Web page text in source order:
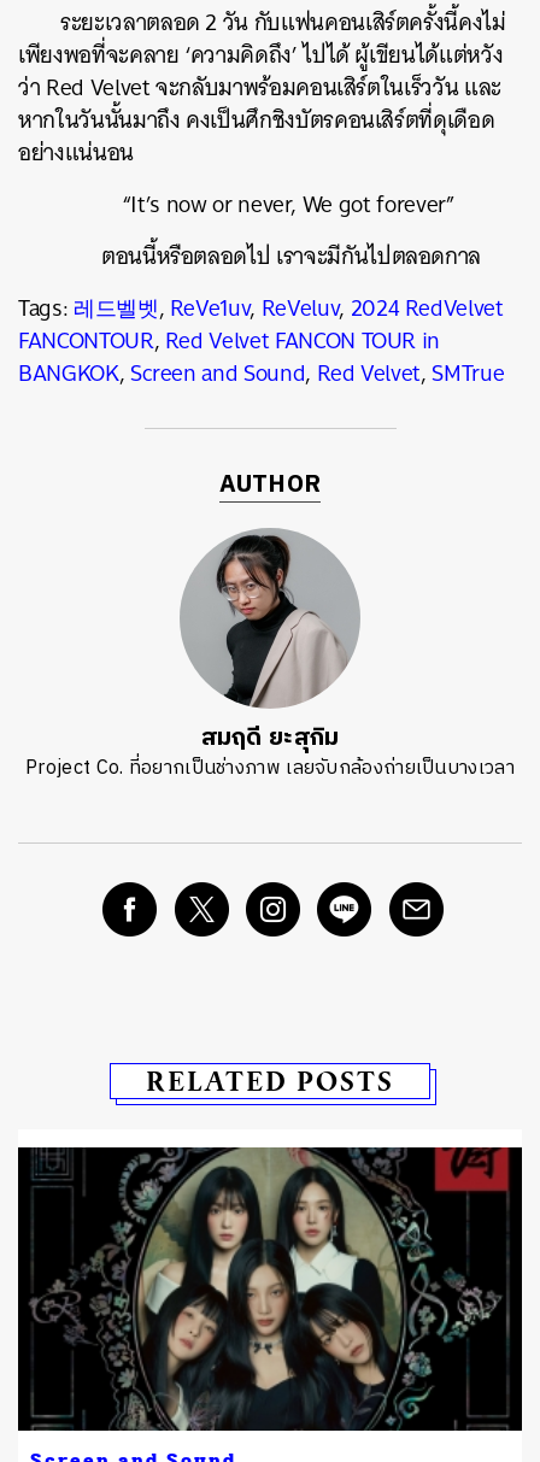
ระยะเวลาตลอด 2 วัน กับแฟนคอนเสิร์ตครั้งนี้คงไม่
เพียงพอที่จะคลาย ‘ความคิดถึง’ ไปได้ ผู้เขียนได้แต่หวัง
ว่า Red Velvet จะกลับมาพร้อมคอนเสิร์ตในเร็ววัน และ
หากในวันนั้นมาถึง คงเป็นศึกชิงบัตรคอนเสิร์ตที่ดุเดือด
อย่างแน่นอน
“It’s now or never, We got forever”
ตอนนี้หรือตลอดไป เราจะมีกันไปตลอดกาล
Tags:레드벨벳,ReVe1uv, ReVeluv, 2024 RedVelvet
FANCONTOUR,Red Velvet FANCON TOUR in
BANGKOK,Screen and Sound, Red Velvet,SMTrue
AUTHOR
สมฤดี ยะสุกิม
Project Co. ที่อยากเป็นช่างภาพ เลยจับกล้องถ่ายเป็นบางเวลา
RELATED POSTS